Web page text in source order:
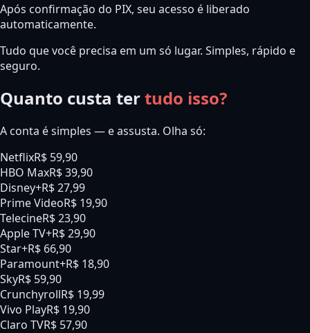
Após confirmação do PIX, seu acesso é liberado
automaticamente.
Tudo que você precisa em um só lugar. Simples, rápido e
seguro.
Quanto custa tertudo isso?
A conta é simples — e assusta. Olha só:
NetflixR$ 59,90
HBO MaxR$ 39,90
Disney+R$ 27,99
Prime VideoR$ 19,90
TelecineR$ 23,90
Apple TV+R$ 29,90
Star+R$ 66,90
Paramount+R$ 18,90
SkyR$ 59,90
CrunchyrollR$ 19,99
Vivo PlayR$ 19,90
Claro TVR$ 57,90